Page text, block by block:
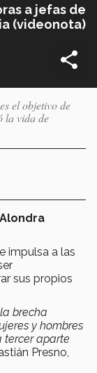
a jefas de
(videonota)
el objetivo de
la vida de
impulsa a las
sus propios
brecha
y hombres
tercer aparte
Presno,